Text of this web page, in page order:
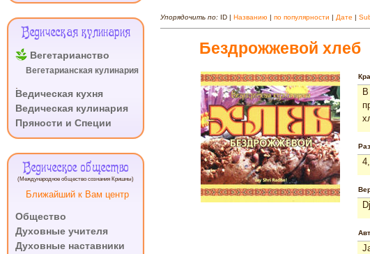
Упорядочить по: ID | Названию | по популярности | Дате |
Бездрожжевой хлеб
В
Ведическая кулинария
Вегетарианство
Вегетарианская кулинария
Ведическая кухня
Ведическая кулинария
Пряности и Специи
Ведическое общество
(Международное общество сознания Кришны)
Ближайший к Вам центр
Общество
Духовные учителя
Духовные наставники